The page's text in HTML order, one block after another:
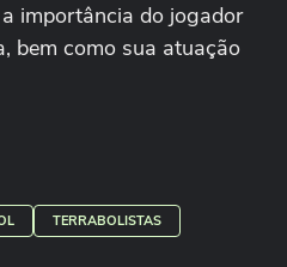
importância do jogador
bem como sua atuação
TERRABOLISTAS